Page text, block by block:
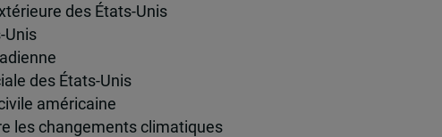
des États-Unis
Unis
des États-Unis
américaine
les changements climatiques